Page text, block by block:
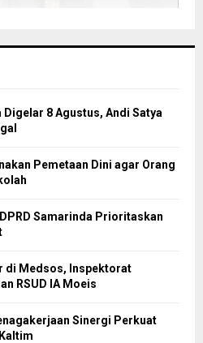
8 Agustus, Andi Satya
Pemetaan Dini agar Orang
Samarinda Prioritaskan
di Medsos, Inspektorat
RSUD IA Moeis
Sinergi Perkuat